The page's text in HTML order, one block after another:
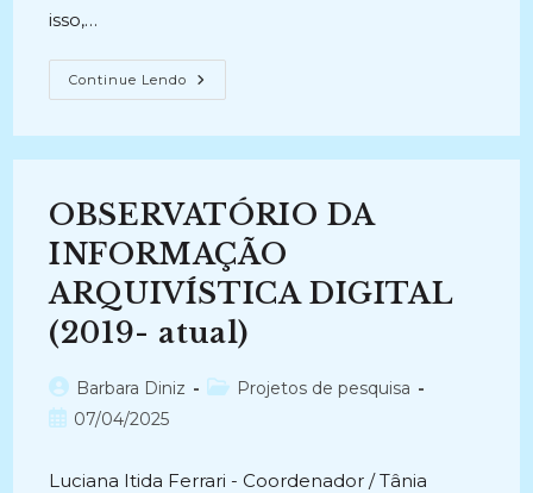
isso,…
Continue Lendo CONCEITOS
ARQUIVÍSTICOS
Uma
Acerca
Da
Materialidade
Do
Objeto
Digital
(2022-
OBSERVATÓRIO DA
INFORMAÇÃO
ARQUIVÍSTICA DIGITAL
(2019- atual)
Autor
do
Barbara Diniz
Categoria
Projetos de pesquisa
Post07/04/2025
Luciana Itida Ferrari - Coordenador / Tânia